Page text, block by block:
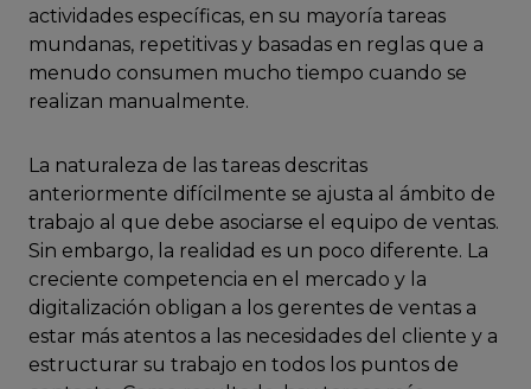
actividades específicas, en su mayoría tareas
mundanas, repetitivas y basadas en reglas que a
menudo consumen mucho tiempo cuando se
realizan manualmente.
La naturaleza de las tareas descritas
anteriormente difícilmente se ajusta al ámbito de
trabajo al que debe asociarse el equipo de ventas.
Sin embargo, la realidad es un poco diferente. La
creciente competencia en el mercado y la
digitalización obligan a los gerentes de ventas a
estar más atentos a las necesidades del cliente y a
estructurar su trabajo en todos los puntos de